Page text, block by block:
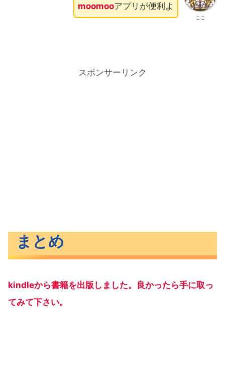
ここ
moomooアプリが便利よ
スポンサーリンク
まとめ
kindleから書籍を出版しました。良かったら手に取っ
てみて下さい。